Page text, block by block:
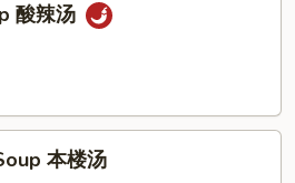
酸辣汤
本楼汤